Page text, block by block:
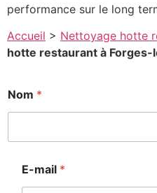
performance sur le long
Accueil > Nettoyage hotte
hotte restaurant à
Nom *
E-mail *